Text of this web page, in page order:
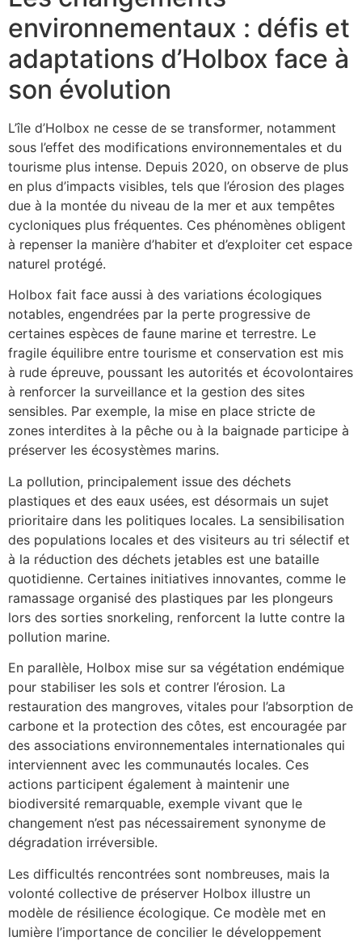
environnementaux : défis et
adaptations d’Holbox face à
son évolution
L’île d’Holbox ne cesse de se transformer, notamment
sous l’effet des modifications environnementales et du
tourisme plus intense. Depuis 2020, on observe de plus
en plus d’impacts visibles, tels que l’érosion des plages
due à la montée du niveau de la mer et aux tempêtes
cycloniques plus fréquentes. Ces phénomènes obligent
à repenser la manière d’habiter et d’exploiter cet espace
naturel protégé.
Holbox fait face aussi à des variations écologiques
notables, engendrées par la perte progressive de
certaines espèces de faune marine et terrestre. Le
fragile équilibre entre tourisme et conservation est mis
à rude épreuve, poussant les autorités et écovolontaires
à renforcer la surveillance et la gestion des sites
sensibles. Par exemple, la mise en place stricte de
zones interdites à la pêche ou à la baignade participe à
préserver les écosystèmes marins.
La pollution, principalement issue des déchets
plastiques et des eaux usées, est désormais un sujet
prioritaire dans les politiques locales. La sensibilisation
des populations locales et des visiteurs au tri sélectif et
à la réduction des déchets jetables est une bataille
quotidienne. Certaines initiatives innovantes, comme le
ramassage organisé des plastiques par les plongeurs
lors des sorties snorkeling, renforcent la lutte contre la
pollution marine.
En parallèle, Holbox mise sur sa végétation endémique
pour stabiliser les sols et contrer l’érosion. La
restauration des mangroves, vitales pour l’absorption de
carbone et la protection des côtes, est encouragée par
des associations environnementales internationales qui
interviennent avec les communautés locales. Ces
actions participent également à maintenir une
biodiversité remarquable, exemple vivant que le
changement n’est pas nécessairement synonyme de
dégradation irréversible.
Les difficultés rencontrées sont nombreuses, mais la
volonté collective de préserver Holbox illustre un
modèle de résilience écologique. Ce modèle met en
lumière l’importance de concilier le développement